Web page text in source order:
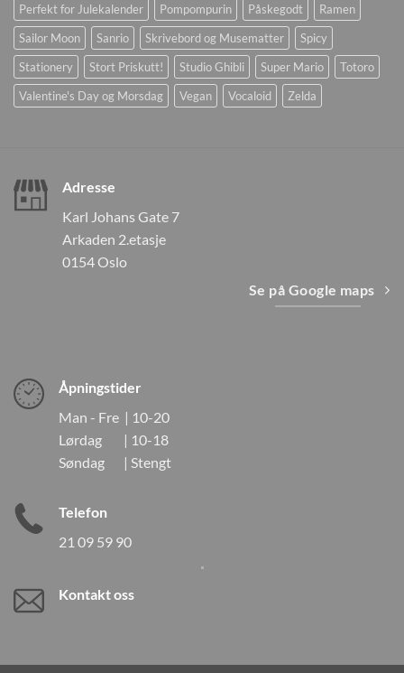
Perfekt for Julekalender
Pompompurin Påskegodt
Ramen
Sailor Moon
Sanrio Skrivebord og Musematter
Spicy
Stationery
Stort Priskutt! Studio Ghibli Super Mario
Totoro
Valentine's Day og Morsdag
Vegan Vocaloid Zelda
Adresse
Karl Johans Gate 7
Arkaden 2.etasje
0154 Oslo
Se på Google maps
Åpningstider
Man - Fre | 10-20
Lørdag | 10-18
Søndag | Stengt
Telefon
21 09 59 90
Kontakt oss